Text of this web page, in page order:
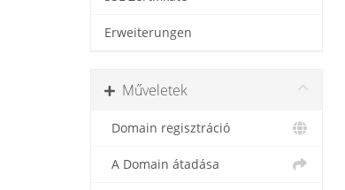
Erweiterungen
Műveletek
Domain regisztráció
A Domain átadása